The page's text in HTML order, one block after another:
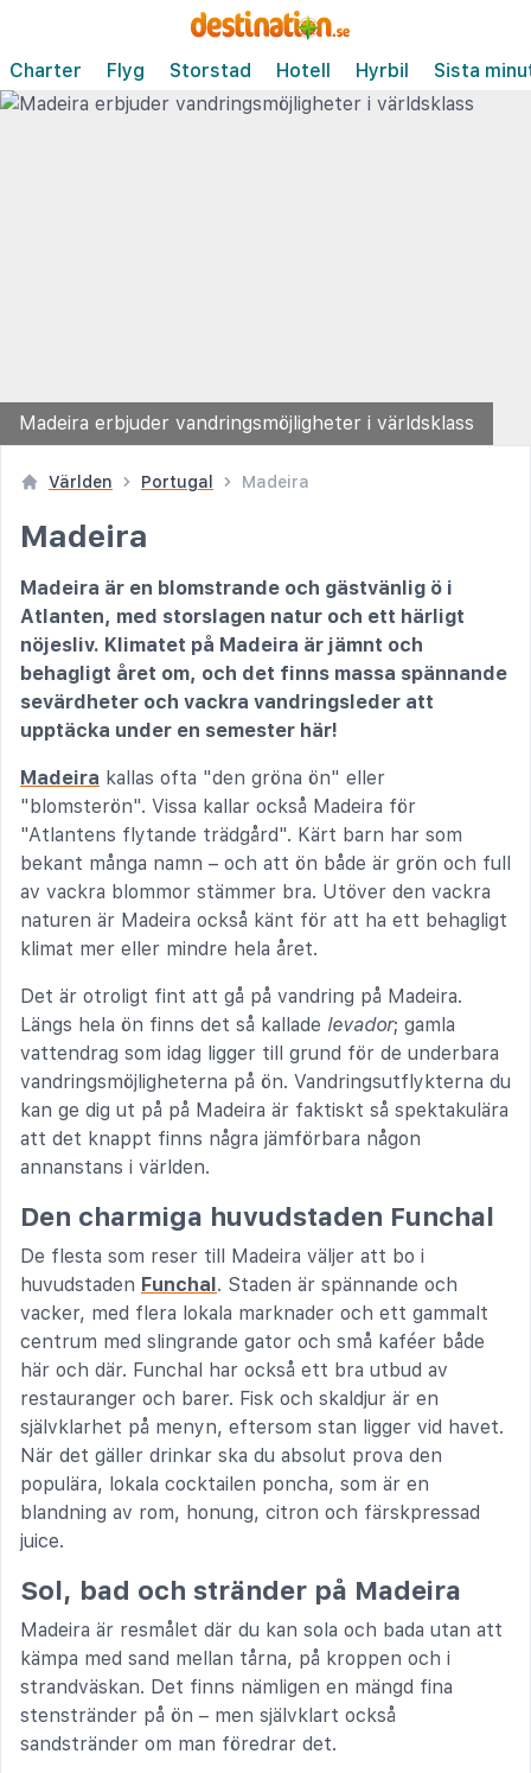
Charter Flyg Storstad Hotell Hyrbil Sista
Madeira erbjuder vandringsmöjligheter i världsklass
Världen Portugal Madeira
Madeira
Madeira är en blomstrande och gästvänlig ö i
Atlanten, med storslagen natur och ett härligt
nöjesliv. Klimatet på Madeira är jämnt och
behagligt året om, och det finns massa spännande
sevärdheter och vackra vandringsleder att
upptäcka under en semester här!
Madeira kallas ofta "den gröna ön" eller
"blomsterön". Vissa kallar också Madeira för
"Atlantens flytande trädgård". Kärt barn har som
bekant många namn – och att ön både är grön och full
av vackra blommor stämmer bra. Utöver den vackra
naturen är Madeira också känt för att ha ett behagligt
klimat mer eller mindre hela året.
Det är otroligt fint att gå på vandring på Madeira.
Längs hela ön finns det så kallade levador; gamla
vattendrag som idag ligger till grund för de underbara
vandringsmöjligheterna på ön. Vandringsutflykterna du
kan ge dig ut på på Madeira är faktiskt så spektakulära
att det knappt finns några jämförbara någon
annanstans i världen.
Den charmiga huvudstaden Funchal
De flesta som reser till Madeira väljer att bo i
huvudstaden Funchal. Staden är spännande och
vacker, med flera lokala marknader och ett gammalt
centrum med slingrande gator och små kaféer både
här och där. Funchal har också ett bra utbud av
restauranger och barer. Fisk och skaldjur är en
självklarhet på menyn, eftersom stan ligger vid havet.
När det gäller drinkar ska du absolut prova den
populära, lokala cocktailen poncha, som är en
blandning av rom, honung, citron och färskpressad
juice.
Sol, bad och stränder på Madeira
Madeira är resmålet där du kan sola och bada utan att
kämpa med sand mellan tårna, på kroppen och i
strandväskan. Det finns nämligen en mängd fina
stenstränder på ön – men självklart också
sandstränder om man föredrar det.